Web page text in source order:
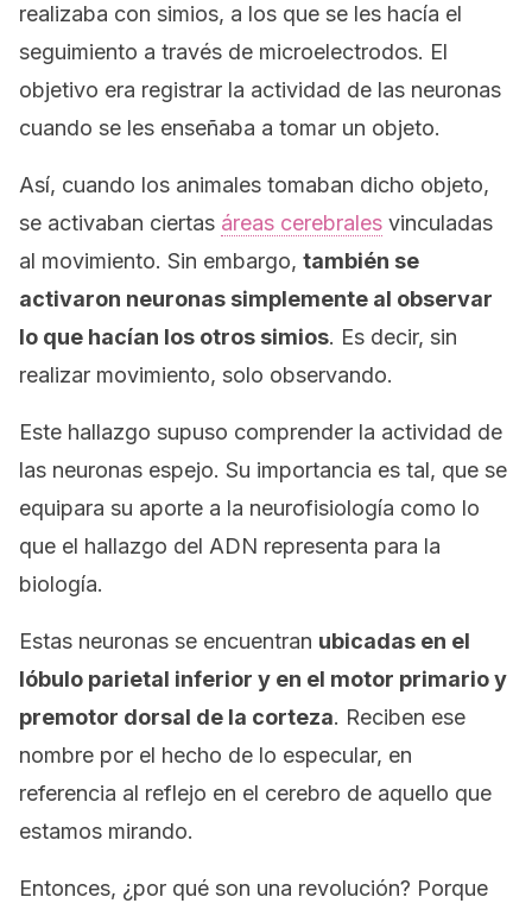
realizaba con simios, a los que se les hacía el
seguimiento a través de microelectrodos. El
objetivo era registrar la actividad de las neuronas
cuando se les enseñaba a tomar un objeto.
Así, cuando los animales tomaban dicho objeto,
se activaban ciertas áreas cerebrales vinculadas
al movimiento. Sin embargo, también se
activaron neuronas simplemente al observar
lo que hacían los otros simios. Es decir, sin
realizar movimiento, solo observando.
Este hallazgo supuso comprender la actividad de
las neuronas espejo. Su importancia es tal, que se
equipara su aporte a la neurofisiología como lo
que el hallazgo del ADN representa para la
biología.
Estas neuronas se encuentran ubicadas en el
lóbulo parietal inferior y en el motor primario y
premotor dorsal de la corteza. Reciben ese
nombre por el hecho de lo especular, en
referencia al reflejo en el cerebro de aquello que
estamos mirando.
Entonces, ¿por qué son una revolución? Porque